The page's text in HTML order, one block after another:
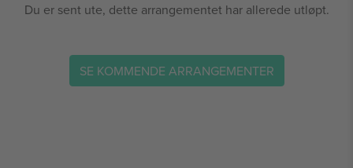
Du er sent ute, dette arrangementet har allerede utløpt.
SE KOMMENDE ARRANGEMENTER